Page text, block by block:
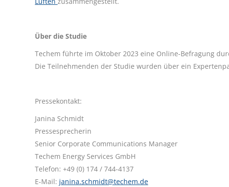
Über die Studie
Techem führte im Oktober 2023 eine Online-Befragung
Die Teilnehmenden der Studie wurden über ein
Pressekontakt:
Janina Schmidt
Pressesprecherin
Senior Corporate Communications Manager
Techem Energy Services GmbH
Telefon: +49 (0) 174 / 744-4137
E-Mail: janina.schmidt@techem.de